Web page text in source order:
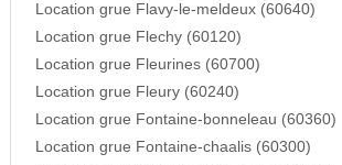
Location grue Flavy-le-meldeux (60640)
Location grue Flechy (60120)
Location grue Fleurines (60700)
Location grue Fleury (60240)
Location grue Fontaine-bonneleau (60360)
Location grue Fontaine-chaalis (60300)